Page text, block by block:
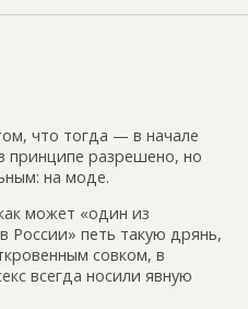
что тогда — в начале
принципе разрешено, но
на моде.
может «один из
петь такую дрянь,
совком, в
всегда носили явную